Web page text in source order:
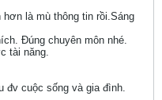
là mù thông tin rồi.Sáng
Đúng chuyên môn nhé.
tài năng.
đv cuộc sống và gia đình.